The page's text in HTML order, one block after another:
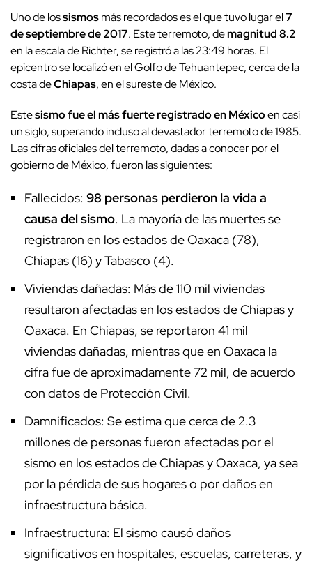
Uno de lossismosmás recordados es el que tuvo lugar el7
de septiembre de 2017. Este terremoto, demagnitud 8.2
en la escala de Richter, se registró a las 23:49 horas. El
epicentro se localizó en el Golfo de Tehuantepec, cerca de la
costa deChiapas, en el sureste de México.
Estesismo fue el más fuerte registrado en Méxicoen casi
un siglo, superando incluso al devastador terremoto de 1985.
Las cifras oficiales del terremoto, dadas a conocer por el
gobierno de México, fueron las siguientes:
Fallecidos: 98 personas perdieron la vida a
causa del sismo. La mayoría de las muertes se
registraron en los estados de Oaxaca (78),
Chiapas (16) y Tabasco (4).
Viviendas dañadas: Más de 110 mil viviendas
resultaron afectadas en los estados de Chiapas y
Oaxaca. En Chiapas, se reportaron 41 mil
viviendas dañadas, mientras que en Oaxaca la
cifra fue de aproximadamente 72 mil, de acuerdo
con datos de Protección Civil.
Damnificados: Se estima que cerca de 2.3
millones de personas fueron afectadas por el
sismo en los estados de Chiapas y Oaxaca, ya sea
por la pérdida de sus hogares o por daños en
infraestructura básica.
Infraestructura: El sismo causó daños
significativos en hospitales, escuelas, carreteras, y